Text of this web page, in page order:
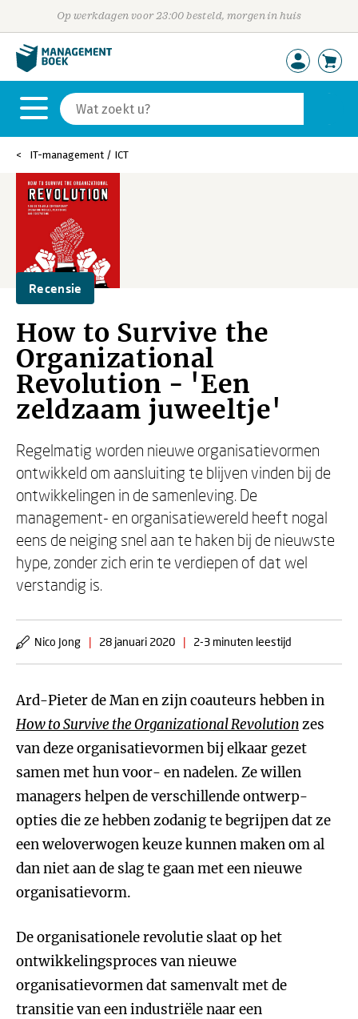
Op werkdagen voor 23:00 besteld, morgen in huis
IT-management / ICT
Recensie
How to Survive the
Organizational
Revolution - 'Een
zeldzaam juweeltje'
Regelmatig worden nieuwe organisatievormen
ontwikkeld om aansluiting te blijven vinden bij de
ontwikkelingen in de samenleving. De
management- en organisatiewereld heeft nogal
eens de neiging snel aan te haken bij de nieuwste
hype, zonder zich erin te verdiepen of dat wel
verstandig is.
Nico Jong | 28 januari 2020 | 2-3 minuten leestijd
Ard-Pieter de Man en zijn coauteurs hebben in
How to Survive the Organizational Revolutionzes
van deze organisatievormen bij elkaar gezet
samen met hun voor- en nadelen. Ze willen
managers helpen de verschillende ontwerp-
opties die ze hebben zodanig te begrijpen dat ze
een weloverwogen keuze kunnen maken om al
dan niet aan de slag te gaan met een nieuwe
organisatievorm.
De organisationele revolutie slaat op het
ontwikkelingsproces van nieuwe
organisatievormen dat samenvalt met de
transitie van een industriële naar een